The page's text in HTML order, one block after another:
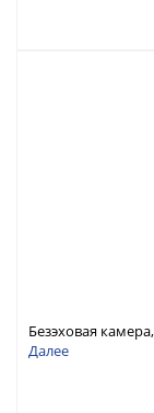
Безэховая
ГОСТ Р 51317.4.3
Далее